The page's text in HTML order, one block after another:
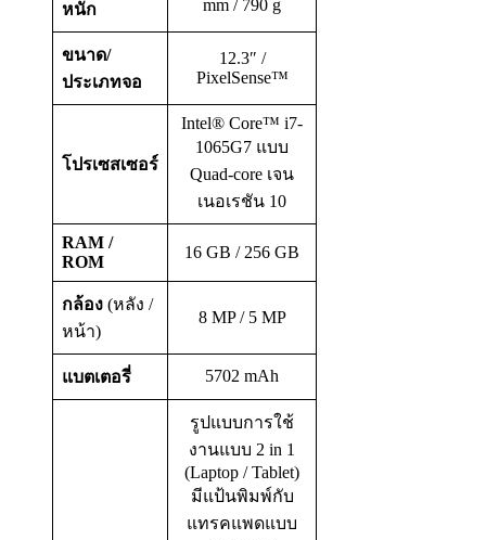
หนัก mm / 790 g
ขนาด/
ประเภทจอ
12.3″ /
PixelSense™
โปรเซสเซอร์
Intel® Core™ i7-
1065G7 แบบ
Quad-core เจน
เนอเรชัน 10
RAM /
ROM
16 GB / 256 GB
กล้อง (หลัง /
หน้า)
8 MP / 5 MP
แบตเตอรี่ 5702 mAh
รูปแบบการใช้
งานแบบ 2 in 1
(Laptop / Tablet)
มีแป้นพิมพ์กับ
แทรคแพดแบบ